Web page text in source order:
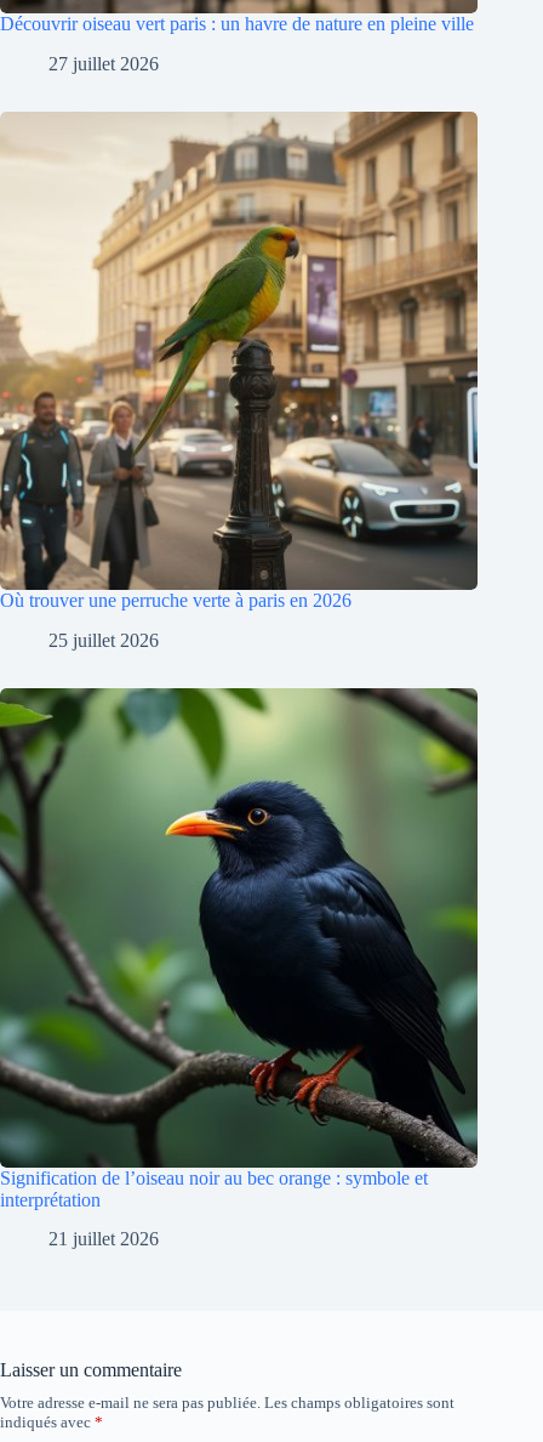
Découvrir oiseau vert paris : un havre de nature en pleine ville
27 juillet 2026
Où trouver une perruche verte à paris en 2026
25 juillet 2026
Signification de l’oiseau noir au bec orange : symbole et
interprétation
21 juillet 2026
Laisser un commentaire
Votre adresse e-mail ne sera pas publiée. Les champs obligatoires sont
indiqués avec *